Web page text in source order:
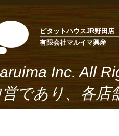
ピタットハウスJR野田店
有限会社マルイマ興産
Inc. All
であり、各